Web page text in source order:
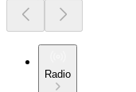
Radio